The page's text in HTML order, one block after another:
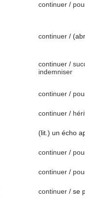
continuer /
continuer /
continuer /
indemniser
continuer /
continuer /
(lit.) un écho
continuer /
continuer /
continuer / se